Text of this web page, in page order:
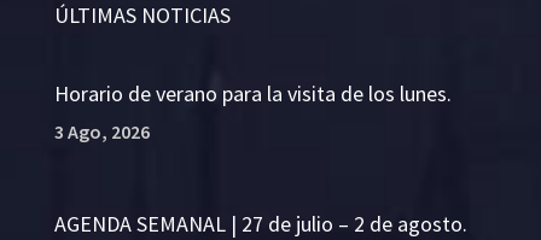
ÚLTIMAS NOTICIAS
Horario de verano para la visita de los lunes.
3 Ago, 2026
AGENDA SEMANAL | 27 de julio – 2 de agosto.